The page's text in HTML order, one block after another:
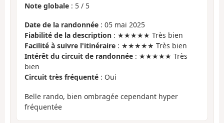
Note globale : 5 / 5
Date de la randonnée : 05 mai 2025
Fiabilité de la description : ★★★★★ Très bien
Facilité à suivre l'itinéraire : ★★★★★ Très bien
Intérêt du circuit de randonnée : ★★★★★ Très
bien
Circuit très fréquenté : Oui
Belle rando, bien ombragée cependant hyper
fréquentée